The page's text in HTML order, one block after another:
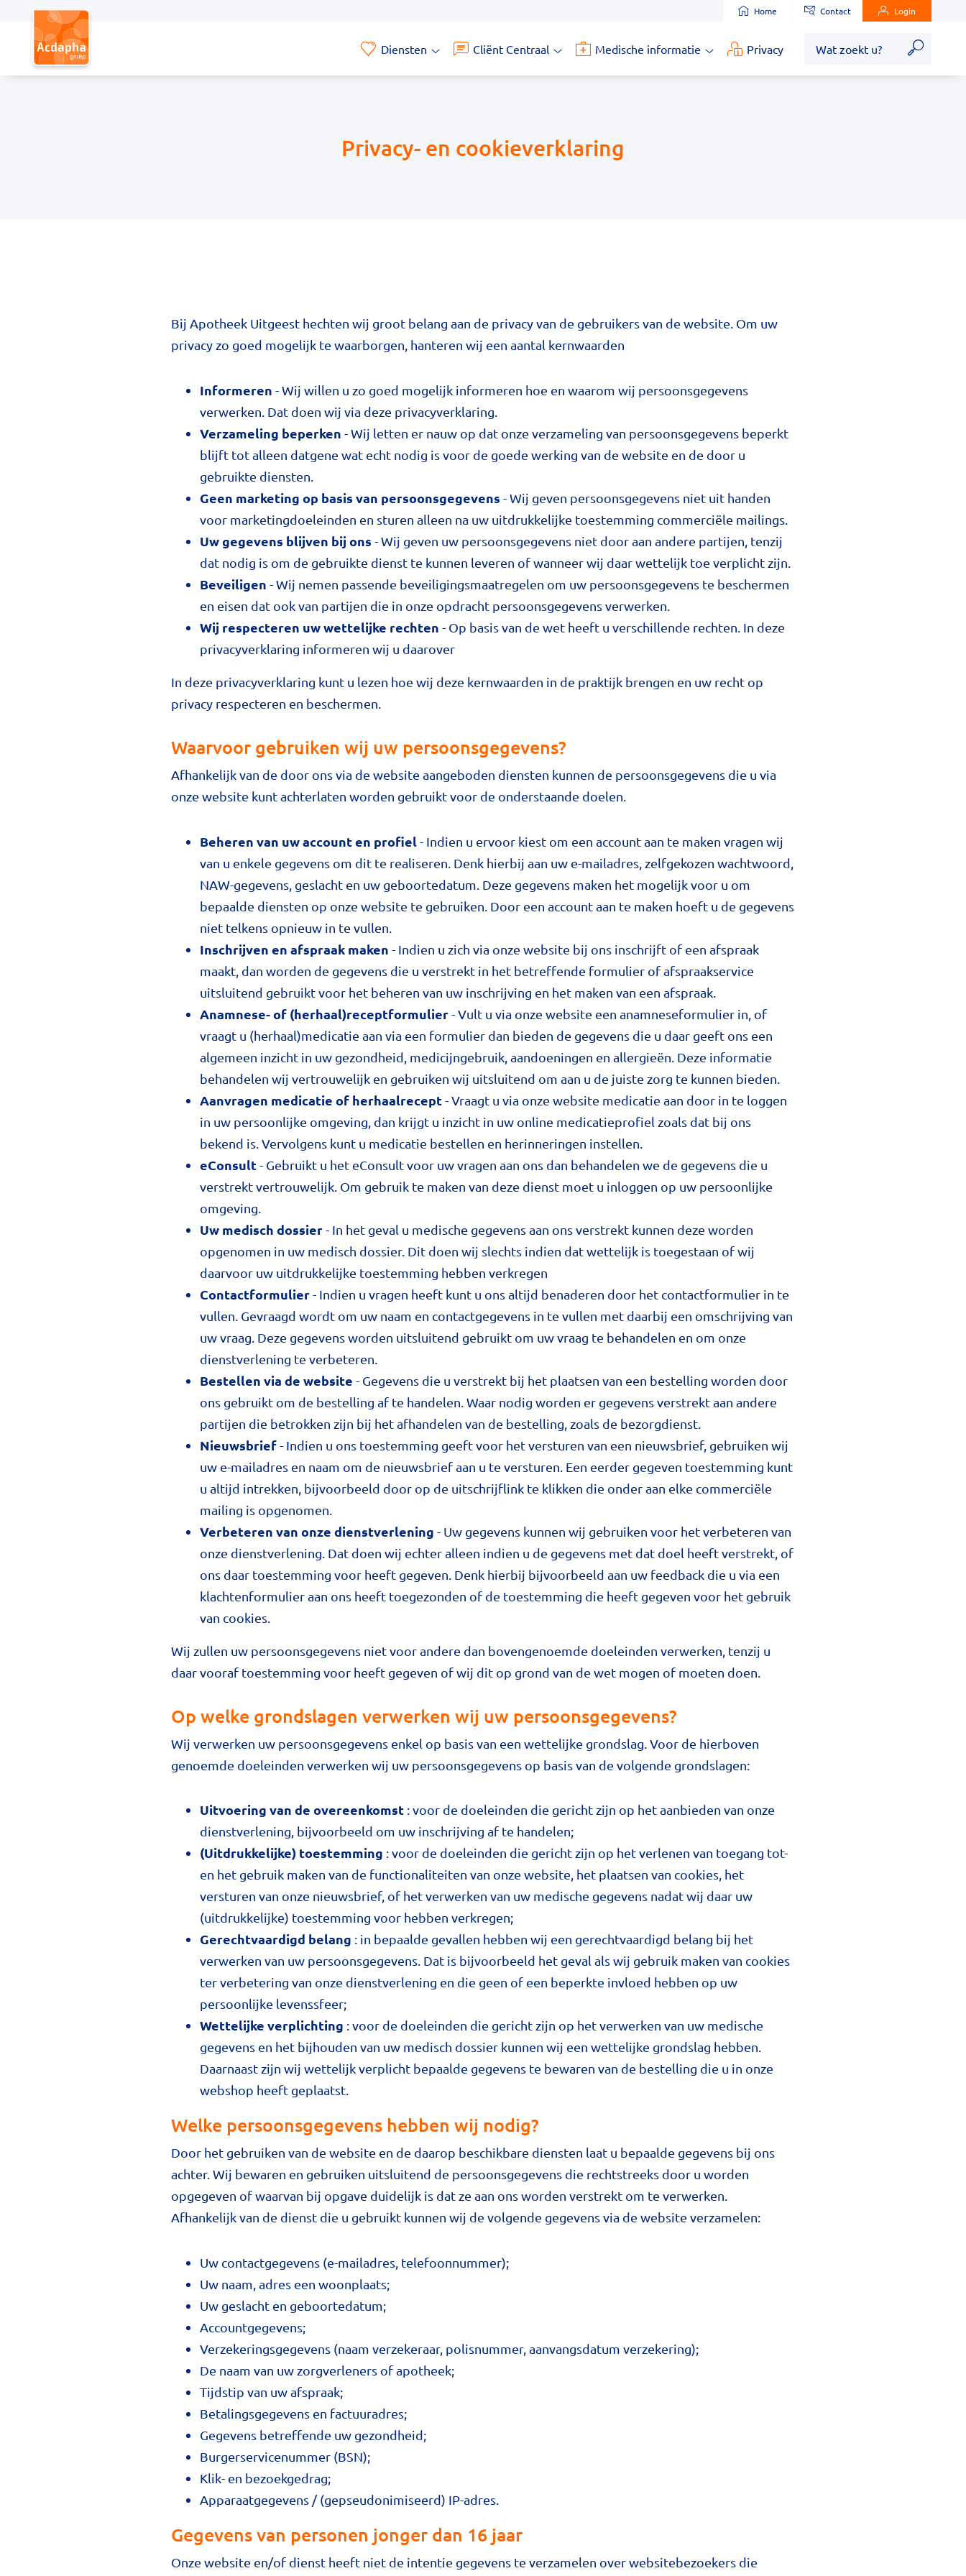
Home Contact Login
Diensten
submenu
Cliënt Centraal
Centraal
Medische informatie
informatie
Privacy
Privacy- en cookieverklaring
Bij Apotheek Uitgeest hechten wij groot belang aan de privacy van de gebruikers van de website. Om uw
privacy zo goed mogelijk te waarborgen, hanteren wij een aantal kernwaarden
Informeren - Wij willen u zo goed mogelijk informeren hoe en waarom wij persoonsgegevens
verwerken. Dat doen wij via deze privacyverklaring.
Verzameling beperken - Wij letten er nauw op dat onze verzameling van persoonsgegevens beperkt
blijft tot alleen datgene wat echt nodig is voor de goede werking van de website en de door u
gebruikte diensten.
Geen marketing op basis van persoonsgegevens - Wij geven persoonsgegevens niet uit handen
voor marketingdoeleinden en sturen alleen na uw uitdrukkelijke toestemming commerciële mailings.
Uw gegevens blijven bij ons - Wij geven uw persoonsgegevens niet door aan andere partijen, tenzij
dat nodig is om de gebruikte dienst te kunnen leveren of wanneer wij daar wettelijk toe verplicht zijn.
Beveiligen - Wij nemen passende beveiligingsmaatregelen om uw persoonsgegevens te beschermen
en eisen dat ook van partijen die in onze opdracht persoonsgegevens verwerken.
Wij respecteren uw wettelijke rechten - Op basis van de wet heeft u verschillende rechten. In deze
privacyverklaring informeren wij u daarover
In deze privacyverklaring kunt u lezen hoe wij deze kernwaarden in de praktijk brengen en uw recht op
privacy respecteren en beschermen.
Waarvoor gebruiken wij uw persoonsgegevens?
Afhankelijk van de door ons via de website aangeboden diensten kunnen de persoonsgegevens die u via
onze website kunt achterlaten worden gebruikt voor de onderstaande doelen.
Beheren van uw account en profiel - Indien u ervoor kiest om een account aan te maken vragen wij
van u enkele gegevens om dit te realiseren. Denk hierbij aan uw e-mailadres, zelfgekozen wachtwoord,
NAW-gegevens, geslacht en uw geboortedatum. Deze gegevens maken het mogelijk voor u om
bepaalde diensten op onze website te gebruiken. Door een account aan te maken hoeft u de gegevens
niet telkens opnieuw in te vullen.
Inschrijven en afspraak maken - Indien u zich via onze website bij ons inschrijft of een afspraak
maakt, dan worden de gegevens die u verstrekt in het betreffende formulier of afspraakservice
uitsluitend gebruikt voor het beheren van uw inschrijving en het maken van een afspraak.
Anamnese- of (herhaal)receptformulier- Vult u via onze website een anamneseformulier in, of
vraagt u (herhaal)medicatie aan via een formulier dan bieden de gegevens die u daar geeft ons een
algemeen inzicht in uw gezondheid, medicijngebruik, aandoeningen en allergieën. Deze informatie
behandelen wij vertrouwelijk en gebruiken wij uitsluitend om aan u de juiste zorg te kunnen bieden.
Aanvragen medicatie of herhaalrecept - Vraagt u via onze website medicatie aan door in te loggen
in uw persoonlijke omgeving, dan krijgt u inzicht in uw online medicatieprofiel zoals dat bij ons
bekend is. Vervolgens kunt u medicatie bestellen en herinneringen instellen.
eConsult - Gebruikt u het eConsult voor uw vragen aan ons dan behandelen we de gegevens die u
verstrekt vertrouwelijk. Om gebruik te maken van deze dienst moet u inloggen op uw persoonlijke
omgeving.
Uw medisch dossier- In het geval u medische gegevens aan ons verstrekt kunnen deze worden
opgenomen in uw medisch dossier. Dit doen wij slechts indien dat wettelijk is toegestaan of wij
daarvoor uw uitdrukkelijke toestemming hebben verkregen
Contactformulier- Indien u vragen heeft kunt u ons altijd benaderen door het contactformulier in te
vullen. Gevraagd wordt om uw naam en contactgegevens in te vullen met daarbij een omschrijving van
uw vraag. Deze gegevens worden uitsluitend gebruikt om uw vraag te behandelen en om onze
dienstverlening te verbeteren.
Bestellen via de website - Gegevens die u verstrekt bij het plaatsen van een bestelling worden door
ons gebruikt om de bestelling af te handelen. Waar nodig worden er gegevens verstrekt aan andere
partijen die betrokken zijn bij het afhandelen van de bestelling, zoals de bezorgdienst.
Nieuwsbrief- Indien u ons toestemming geeft voor het versturen van een nieuwsbrief, gebruiken wij
uw e-mailadres en naam om de nieuwsbrief aan u te versturen. Een eerder gegeven toestemming kunt
u altijd intrekken, bijvoorbeeld door op de uitschrijflink te klikken die onder aan elke commerciële
mailing is opgenomen.
Verbeteren van onze dienstverlening - Uw gegevens kunnen wij gebruiken voor het verbeteren van
onze dienstverlening. Dat doen wij echter alleen indien u de gegevens met dat doel heeft verstrekt, of
ons daar toestemming voor heeft gegeven. Denk hierbij bijvoorbeeld aan uw feedback die u via een
klachtenformulier aan ons heeft toegezonden of de toestemming die heeft gegeven voor het gebruik
van cookies.
Wij zullen uw persoonsgegevens niet voor andere dan bovengenoemde doeleinden verwerken, tenzij u
daar vooraf toestemming voor heeft gegeven of wij dit op grond van de wet mogen of moeten doen.
Op welke grondslagen verwerken wij uw persoonsgegevens?
Wij verwerken uw persoonsgegevens enkel op basis van een wettelijke grondslag. Voor de hierboven
genoemde doeleinden verwerken wij uw persoonsgegevens op basis van de volgende grondslagen:
Uitvoering van de overeenkomst : voor de doeleinden die gericht zijn op het aanbieden van onze
dienstverlening, bijvoorbeeld om uw inschrijving af te handelen;
(Uitdrukkelijke) toestemming : voor de doeleinden die gericht zijn op het verlenen van toegang tot-
en het gebruik maken van de functionaliteiten van onze website, het plaatsen van cookies, het
versturen van onze nieuwsbrief, of het verwerken van uw medische gegevens nadat wij daar uw
(uitdrukkelijke) toestemming voor hebben verkregen;
Gerechtvaardigd belang : in bepaalde gevallen hebben wij een gerechtvaardigd belang bij het
verwerken van uw persoonsgegevens. Dat is bijvoorbeeld het geval als wij gebruik maken van cookies
ter verbetering van onze dienstverlening en die geen of een beperkte invloed hebben op uw
persoonlijke levenssfeer;
Wettelijke verplichting : voor de doeleinden die gericht zijn op het verwerken van uw medische
gegevens en het bijhouden van uw medisch dossier kunnen wij een wettelijke grondslag hebben.
Daarnaast zijn wij wettelijk verplicht bepaalde gegevens te bewaren van de bestelling die u in onze
webshop heeft geplaatst.
Welke persoonsgegevens hebben wij nodig?
Door het gebruiken van de website en de daarop beschikbare diensten laat u bepaalde gegevens bij ons
achter. Wij bewaren en gebruiken uitsluitend de persoonsgegevens die rechtstreeks door u worden
opgegeven of waarvan bij opgave duidelijk is dat ze aan ons worden verstrekt om te verwerken.
Afhankelijk van de dienst die u gebruikt kunnen wij de volgende gegevens via de website verzamelen:
Uw contactgegevens (e-mailadres, telefoonnummer);
Uw naam, adres een woonplaats;
Uw geslacht en geboortedatum;
Accountgegevens;
Verzekeringsgegevens (naam verzekeraar, polisnummer, aanvangsdatum verzekering);
De naam van uw zorgverleners of apotheek;
Tijdstip van uw afspraak;
Betalingsgegevens en factuuradres;
Gegevens betreffende uw gezondheid;
Burgerservicenummer (BSN);
Klik- en bezoekgedrag;
Apparaatgegevens / (gepseudonimiseerd) IP-adres.
Gegevens van personen jonger dan 16 jaar
Onze website en/of dienst heeft niet de intentie gegevens te verzamelen over websitebezoekers die